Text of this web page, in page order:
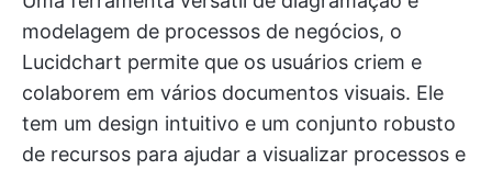
modelagem de processos de negócios, o
Lucidchart permite que os usuários criem e
colaborem em vários documentos visuais. Ele
tem um design intuitivo e um conjunto robusto
de recursos para ajudar a visualizar processos e